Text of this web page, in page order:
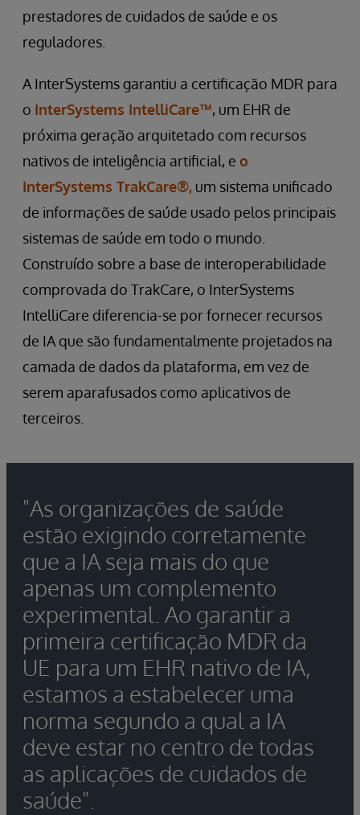
prestadores de cuidados de saúde e os
reguladores.
A InterSystems garantiu a certificação MDR para
o InterSystems IntelliCare™, um EHR de
próxima geração arquitetado com recursos
nativos de inteligência artificial, e o
InterSystems TrakCare®, um sistema unificado
de informações de saúde usado pelos principais
sistemas de saúde em todo o mundo.
Construído sobre a base de interoperabilidade
comprovada do TrakCare, o InterSystems
IntelliCare diferencia-se por fornecer recursos
de IA que são fundamentalmente projetados na
camada de dados da plataforma, em vez de
serem aparafusados como aplicativos de
terceiros.
"As organizações de saúde
estão exigindo corretamente
que a IA seja mais do que
apenas um complemento
experimental. Ao garantir a
primeira certificação MDR da
UE para um EHR nativo de IA,
estamos a estabelecer uma
norma segundo a qual a IA
deve estar no centro de todas
as aplicações de cuidados de
saúde".